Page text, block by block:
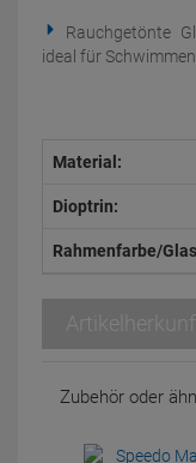
Rauchgetönte
ideal für
Material:
Dioptrin:
Rahmenfarbe/
Zubehör oder